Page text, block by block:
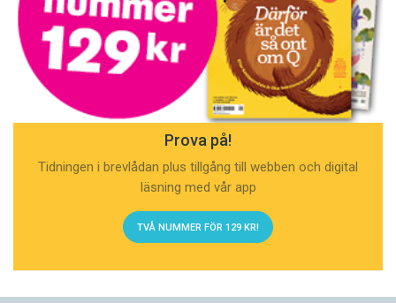
Prova på!
Tidningen i brevlådan plus tillgång till webben och digital
läsning med vår app
TVÅ NUMMER FÖR 129 KR!